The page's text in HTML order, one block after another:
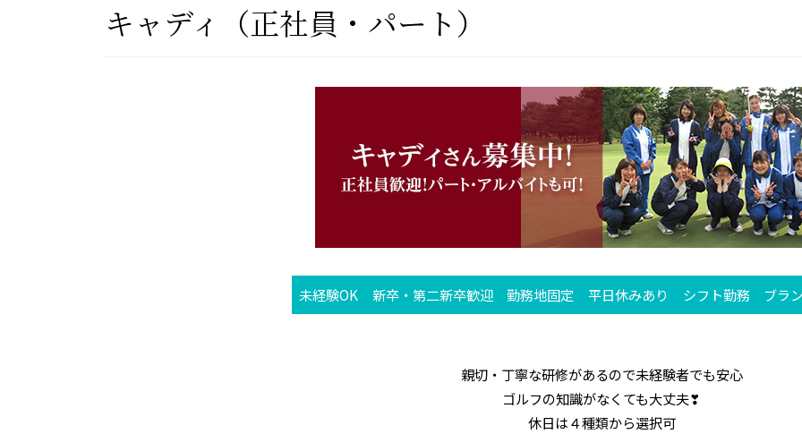
キャディ（正社員・パート）
未経験OK 新卒・第二新卒歓迎 勤務地固定 平日休みあり シフト勤務 ブラ
親切・丁寧な研修があるので未経験者でも安心
ゴルフの知識がなくても大丈夫❣
休日は４種類から選択可